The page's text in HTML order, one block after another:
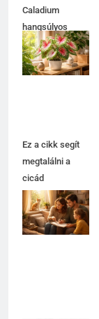
Caladium
hangsúlyos
fókusz lehet a
nappaliban.
Ez a cikk segít
megtalálni a
cicád
személyiségéhez
leginkább illő
nevet.